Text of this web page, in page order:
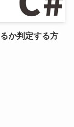
か判定する方